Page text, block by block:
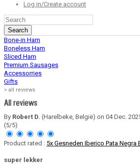
Log in/Create account
Search
Bone-in Ham
Boneless Ham
Sliced Ham
Premium Sausages
Accessorries
Gifts
> all reviews
All reviews
By Robert D. (Harelbeke, België) on 04 Dec.
(5/5)
Product rated : 5x Gesneden Iberico Pata Negra
super lekker